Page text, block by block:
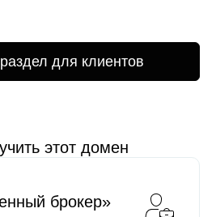
для клиентов
этот домен
брокер»